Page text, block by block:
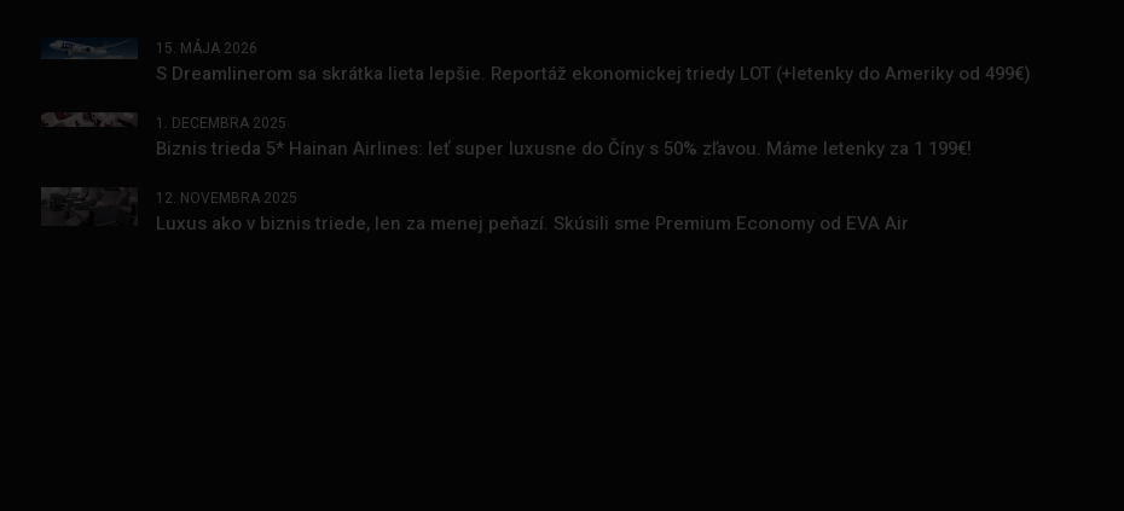
15. MÁJA 2026
S Dreamlinerom sa skrátka lieta lepšie. Reportáž ekonomickej triedy LOT (+letenky do Ameriky od 499€)
1. DECEMBRA 2025
Biznis trieda 5* Hainan Airlines: leť super luxusne do Číny s 50% zľavou. Máme letenky za 1 199€!
12. NOVEMBRA 2025
Luxus ako v biznis triede, len za menej peňazí. Skúsili sme Premium Economy od EVA Air